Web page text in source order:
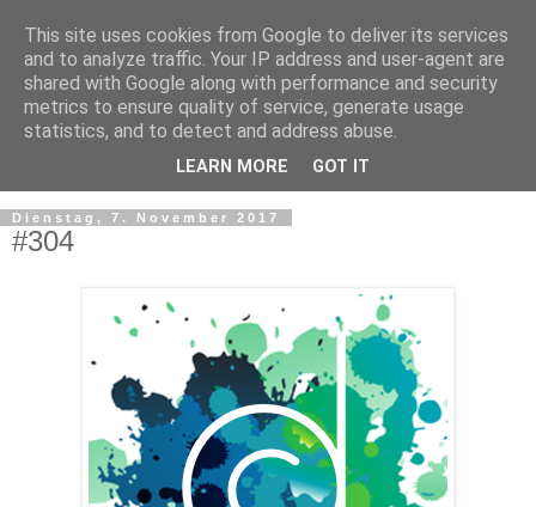
Dienstag, 7. November 2017
#304
This site uses cookies from Google to deliver its services
and to analyze traffic. Your IP address and user-agent are
shared with Google along with performance and security
metrics to ensure quality of service, generate usage
statistics, and to detect and address abuse.
LEARN MORE GOT IT